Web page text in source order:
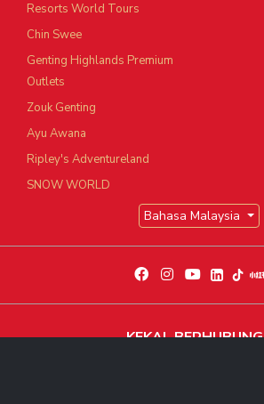
Resorts World Tours
Chin Swee
Genting Highlands Premium
Outlets
Zouk Genting
Ayu Awana
Ripley's Adventureland
SNOW WORLD
Bahasa Malaysia
KEKAL BERHUBUNG